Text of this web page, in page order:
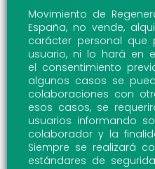
Movimiento de
España, no vende,
carácter personal que
usuario, ni lo hará en
el consentimiento
algunos casos se
colaboraciones con
esos casos, se
usuarios informando
colaborador y la
Siempre se realizará
estándares de